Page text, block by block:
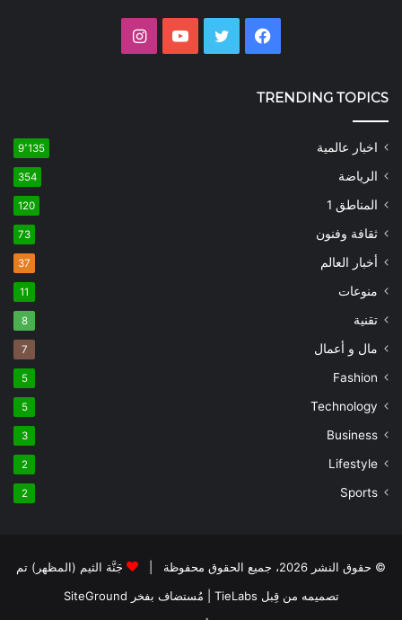
فيسبوك تويتر يوتيوب
TRENDING TOPICS
اخبار عالمية 9٬135
الرياضة 354
المناطق 1 120
ثقافة وفنون 73
أخبار العالم 37
منوعات 11
تقنية 8
مال و أعمال 7
Fashion
5
Technology
5
Business
3
Lifestyle
2
Sports
2
© حقوق النشر 2026، جميع الحقوق محفوظة |
جَنَّة الثيم (المظهر) تم
تصميمه من قِبل TieLabs
| مُستضاف بفخر SiteGround